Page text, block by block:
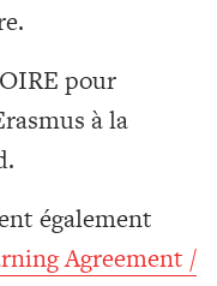
pour
à la
également
Agreement /